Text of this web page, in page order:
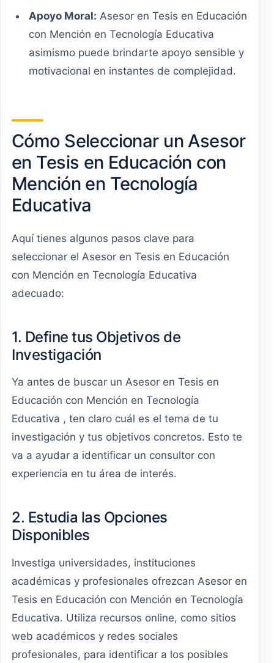
Apoyo Moral: Asesor en Tesis en Educación
con Mención en Tecnología Educativa
asimismo puede brindarte apoyo sensible y
motivacional en instantes de complejidad.
Cómo Seleccionar un Asesor
en Tesis en Educación con
Mención en Tecnología
Educativa
Aquí tienes algunos pasos clave para
seleccionar el Asesor en Tesis en Educación
con Mención en Tecnología Educativa
adecuado:
1. Define tus Objetivos de
Investigación
Ya antes de buscar un Asesor en Tesis en
Educación con Mención en Tecnología
Educativa , ten claro cuál es el tema de tu
investigación y tus objetivos concretos. Esto te
va a ayudar a identificar un consultor con
experiencia en tu área de interés.
2. Estudia las Opciones
Disponibles
Investiga universidades, instituciones
académicas y profesionales ofrezcan Asesor en
Tesis en Educación con Mención en Tecnología
Educativa. Utiliza recursos online, como sitios
web académicos y redes sociales
profesionales, para identificar a los posibles